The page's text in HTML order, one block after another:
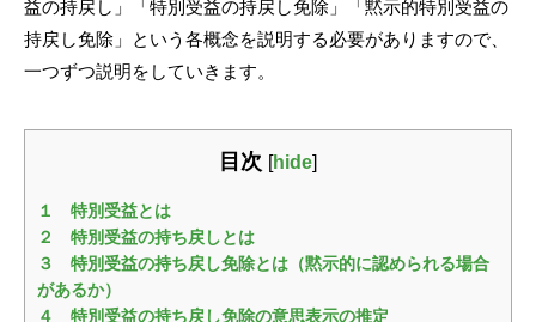
益の持戻し」「特別受益の持戻し免除」「黙示的特別受益の
持戻し免除」という各概念を説明する必要がありますので、
一つずつ説明をしていきます。
目次 [hide]
１ 特別受益とは
２ 特別受益の持ち戻しとは
３ 特別受益の持ち戻し免除とは（黙示的に認められる場合
があるか）
４ 特別受益の持ち戻し免除の意思表示の推定